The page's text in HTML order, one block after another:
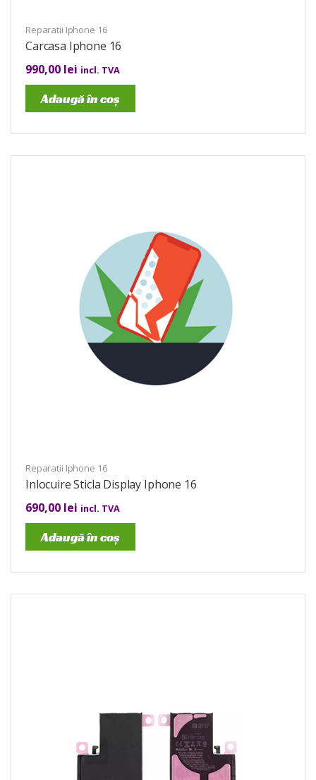
Reparatii Iphone 16
Carcasa Iphone 16
990,00 lei incl. TVA
Adaugă în coș
Reparatii Iphone 16
Inlocuire Sticla Display Iphone 16
690,00 lei incl. TVA
Adaugă în coș